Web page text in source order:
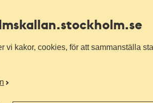
.stockholm.se
vi kakor, cookies, för att sammanställa